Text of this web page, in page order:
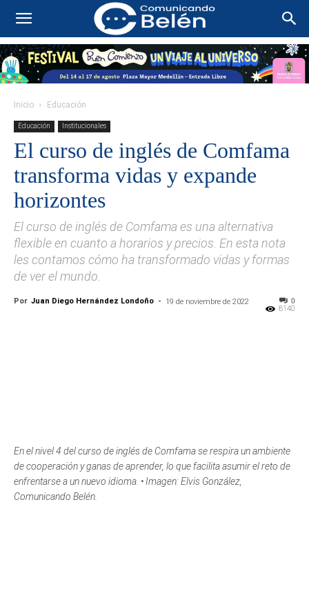
Inicio Educación
Educación Institucionales
El curso de inglés de Comfama
transforma vidas y expande
horizontes
El curso de inglés de Comfama es una alternativa
flexible en cuanto a horarios y precios. En esta nota
les contamos cómo ha transformado vidas y formas
de ver el mundo.
Por Juan Diego Hernández Londoño - 19 de noviembre de 2022 0
8140
En el nivel 4 del curso de inglés de Comfama se respira un ambiente
de cooperación y ganas de aprender, lo que facilita asumir el reto de
enfrentarse a un nuevo idioma. • Imagen: Elvis González,
Comunicando Belén.